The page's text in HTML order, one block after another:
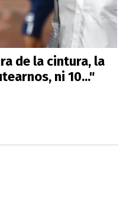
de la cintura, la
ni 10..."